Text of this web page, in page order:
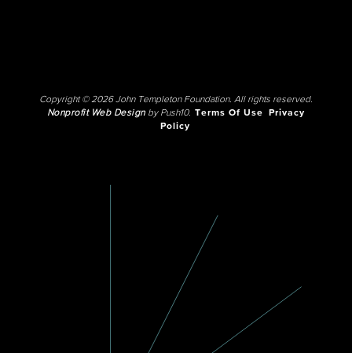
Copyright © 2026 John Templeton Foundation. All rights reserved.
Nonprofit Web Designby Push10. Terms Of Use
Privacy
Policy